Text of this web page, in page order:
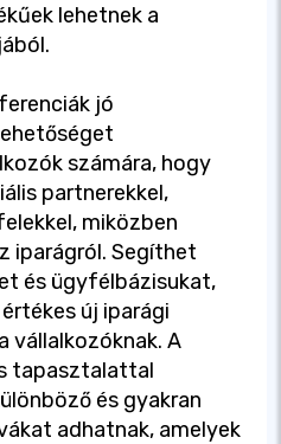
lehetnek a
jó
számára, hogy
partnerekkel,
miközben
iparágról. Segíthet
és ügyfélbázisukat,
új iparági
vállalkozóknak. A
tapasztalattal
és gyakran
adhatnak, amelyek